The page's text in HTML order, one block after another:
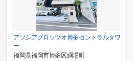
アソシアグロッツオ博多セントラルタワ
ー
福岡県福岡市博多区綱場町